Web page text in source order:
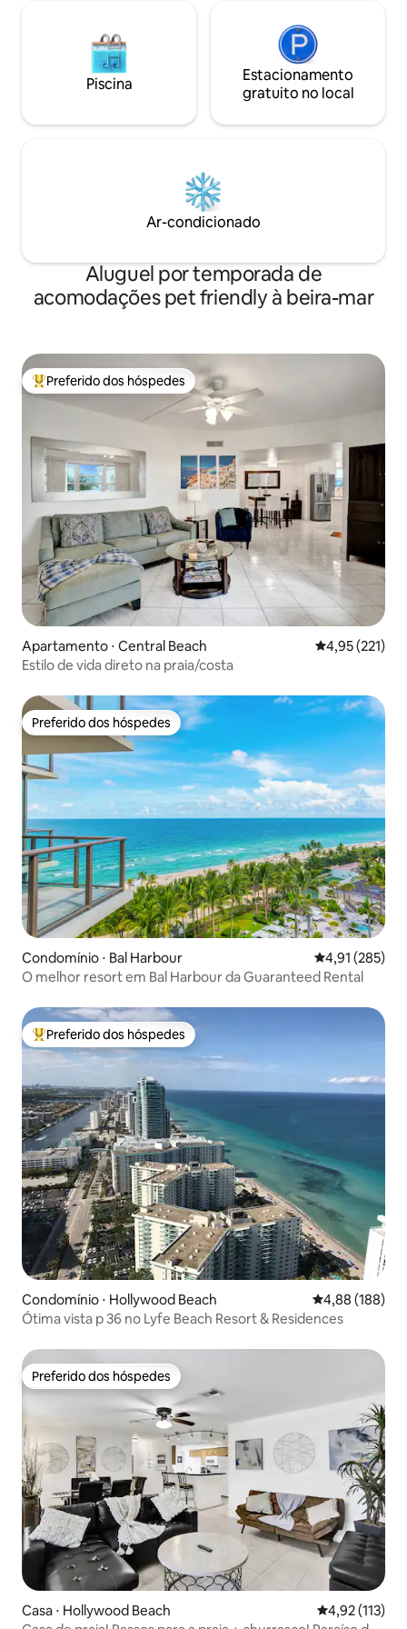
Piscina
Estacionamento
gratuito no local
Ar-condicionado
Aluguel por temporada de
acomodações pet friendly à beira-mar
Entre os melhores preferidos dos hóspedes
Preferido dos hóspedes
Apartamento ⋅ Central Beach 4,95 de uma
4,95 (221)
Estilo de vida direto na praia/costa
Preferido dos hóspedes
Preferido dos hóspedes
Condomínio ⋅ Bal Harbour 4,91 de uma
4,91 (285)
O melhor resort em Bal Harbour da Guaranteed Rental
Entre os melhores preferidos dos hóspedes
Preferido dos hóspedes
Condomínio ⋅ Hollywood Beach 4,88 de uma
4,88 (188)
Ótima vista p 36 no Lyfe Beach Resort & Residences
Preferido dos hóspedes
Preferido dos hóspedes
Casa ⋅ Hollywood Beach 4,92 de uma
4,92 (113)